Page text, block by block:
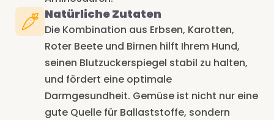
Natürliche Zutaten
Die Kombination aus Erbsen, Karotten,
Roter Beete und Birnen hilft Ihrem Hund,
seinen Blutzuckerspiegel stabil zu halten,
und fördert eine optimale
Darmgesundheit. Gemüse ist nicht nur eine
gute Quelle für Ballaststoffe, sondern